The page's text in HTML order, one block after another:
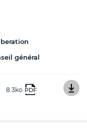
général
8.3ko PDF